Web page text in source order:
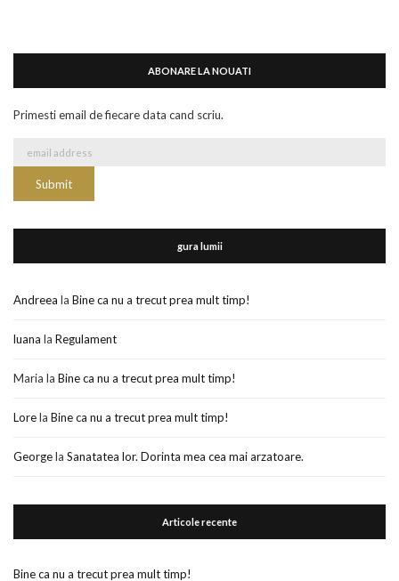
ABONARE LA NOUATI
Primesti email de fiecare data cand scriu.
gura lumii
Andreea la Bine ca nu a trecut prea mult timp!
luana la Regulament
Maria la Bine ca nu a trecut prea mult timp!
Lorela Bine ca nu a trecut prea mult timp!
Georgela Sanatatea lor. Dorinta mea cea mai arzatoare.
Articole recente
Bine ca nu a trecut prea mult timp!